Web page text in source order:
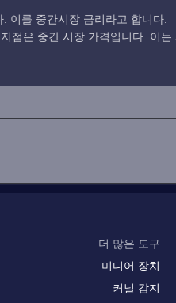
이를 중간시장 금리라고 합니다.
점은 중간 시장 가격입니다. 이는
더 많은 도구
미디어 장치
커널 감지